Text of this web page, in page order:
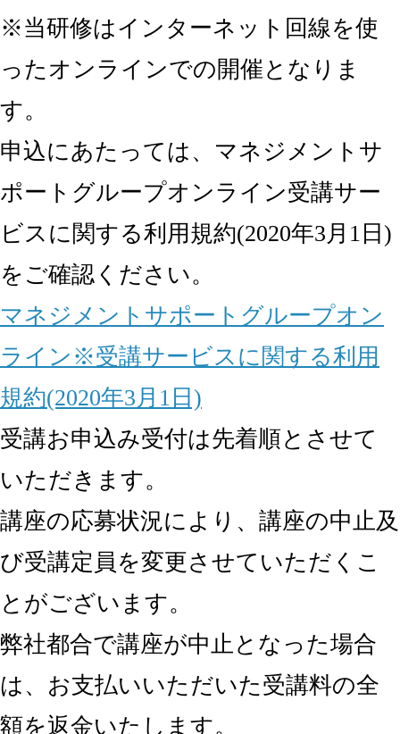
※当研修はインターネット回線を使
ったオンラインでの開催となりま
す。
申込にあたっては、マネジメントサ
ポートグループオンライン受講サー
ビスに関する利用規約(2020年3月1日)
をご確認ください。
マネジメントサポートグループオン
ライン※受講サービスに関する利用
規約(2020年3月1日)
受講お申込み受付は先着順とさせて
いただきます。
講座の応募状況により、講座の中止及
び受講定員を変更させていただくこ
とがございます。
弊社都合で講座が中止となった場合
は、お支払いいただいた受講料の全
額を返金いたします。